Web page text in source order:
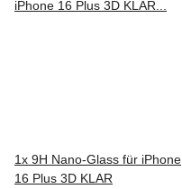
1x 9H Nano-Glass für iPhone
16 Plus 3D KLAR